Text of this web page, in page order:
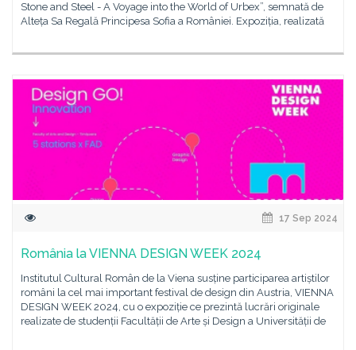
Stone and Steel - A Voyage into the World of Urbex”, semnată de
Alteța Sa Regală Principesa Sofia a României. Expoziția, realizată
17 Sep 2024
România la VIENNA DESIGN WEEK 2024
Institutul Cultural Român de la Viena susține participarea artiștilor
români la cel mai important festival de design din Austria, VIENNA
DESIGN WEEK 2024, cu o expoziție ce prezintă lucrări originale
realizate de studenții Facultății de Arte și Design a Universității de